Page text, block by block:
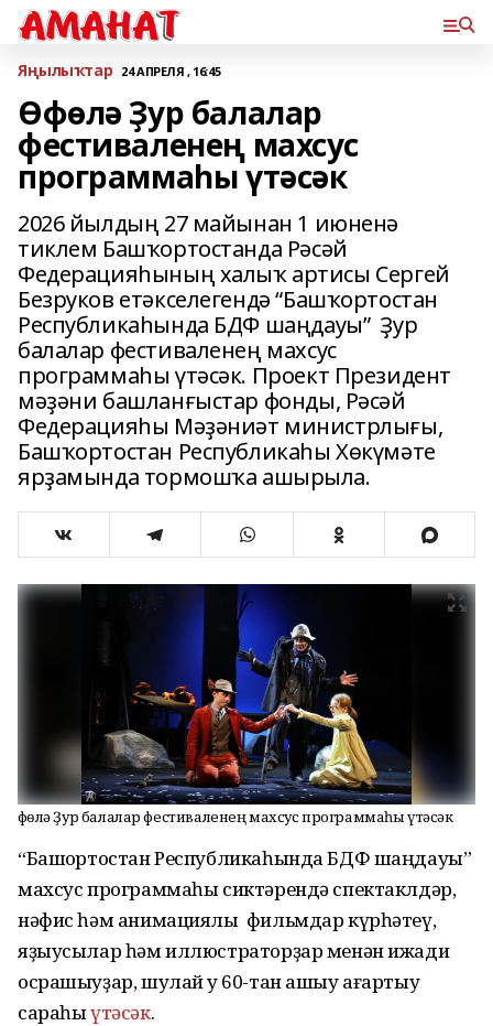
Яңылыҡтар 24 АПРЕЛЯ , 16:45
Өфөлә Ҙур балалар
фестиваленең махсус
программаһы үтәсәк
2026 йылдың 27 майынан 1 июненә
тиклем Башҡортостанда Рәсәй
Федерацияһының халыҡ артисы Сергей
Безруков етәкселегендә “Башҡортостан
Республикаһында БДФ шаңдауы” Ҙур
балалар фестиваленең махсус
программаһы үтәсәк. Проект Президент
мәҙәни башланғыстар фонды, Рәсәй
Федерацияһы Мәҙәниәт министрлығы,
Башҡортостан Республикаһы Хөкүмәте
ярҙамында тормошҡа ашырыла.
Өфөлә Ҙур балалар фестиваленең махсус программаһы үтәсәк
“Башҡортостан Республикаһында БДФ шаңдауы”
махсус программаһы сиктәрендә спектаклдәр,
нәфис һәм анимациялы фильмдар күрһәтеү,
яҙыусылар һәм иллюстраторҙар менән ижади
осрашыуҙар, шулай уҡ 60-тан ашыу ағартыу
сараһыүтәсәк.